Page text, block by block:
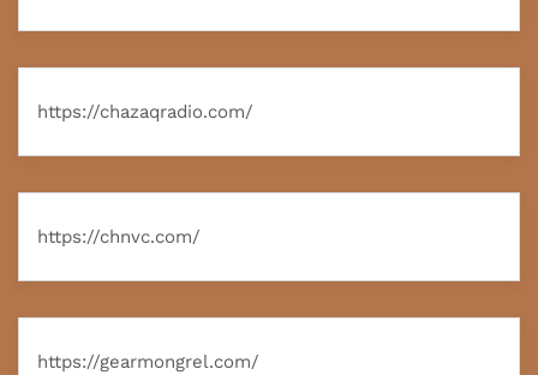
https://chazaqradio.com/
https://chnvc.com/
https://gearmongrel.com/